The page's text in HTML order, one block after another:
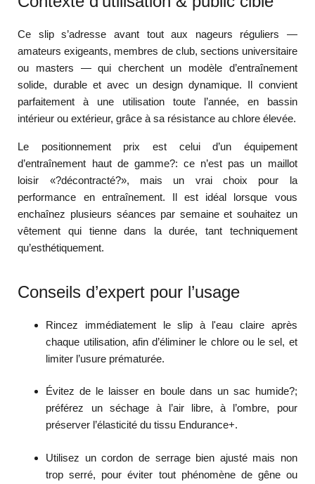
Ce slip s’adresse avant tout aux nageurs réguliers —
amateurs exigeants, membres de club, sections universitaire
ou masters — qui cherchent un modèle d’entraînement
solide, durable et avec un design dynamique. Il convient
parfaitement à une utilisation toute l’année, en bassin
intérieur ou extérieur, grâce à sa résistance au chlore élevée.
Le positionnement prix est celui d’un équipement
d’entraînement haut de gamme?: ce n’est pas un maillot
loisir «?décontracté?», mais un vrai choix pour la
performance en entraînement. Il est idéal lorsque vous
enchaînez plusieurs séances par semaine et souhaitez un
vêtement qui tienne dans la durée, tant techniquement
qu’esthétiquement.
Conseils d’expert pour l’usage
Rincez immédiatement le slip à l'eau claire après
chaque utilisation, afin d’éliminer le chlore ou le sel, et
limiter l’usure prématurée.
Évitez de le laisser en boule dans un sac humide?;
préférez un séchage à l’air libre, à l’ombre, pour
préserver l’élasticité du tissu Endurance+.
Utilisez un cordon de serrage bien ajusté mais non
trop serré, pour éviter tout phénomène de gêne ou